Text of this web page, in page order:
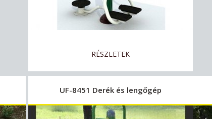
RÉSZLETEK
UF-8451 Derék és lengőgép